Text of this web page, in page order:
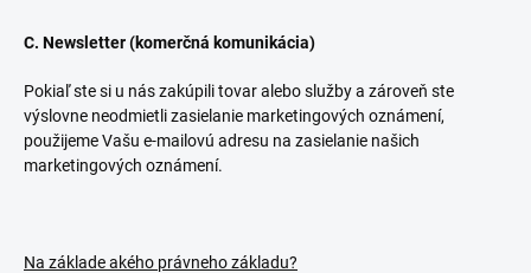
C. Newsletter (komerčná komunikácia)
Pokiaľ ste si u nás zakúpili tovar alebo služby a zároveň ste
výslovne neodmietli zasielanie marketingových oznámení,
použijeme Vašu e-mailovú adresu na zasielanie našich
marketingových oznámení.
Na základe akého právneho základu?